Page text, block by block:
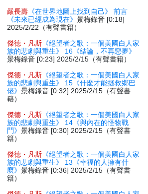
嚴長壽 《在世界地圖上找到自己》 前言
《未來已經成為現在》景梅錄音 [0:18]
2025/2/22（有聲書籍）
傑德・凡斯 《絕望者之歌：一個美國白人家
族的悲劇與重生》 16《結論，不再惡夢》
景梅錄音 [0:23] 2025/2/15（有聲書籍）
傑德・凡斯 《絕望者之歌：一個美國白人家
族的悲劇與重生》 15《什麼才能拯救鄉巴
佬》景梅錄音 [0:32] 2025/2/15（有聲書
籍）
傑德・凡斯 《絕望者之歌：一個美國白人家
族的悲劇與重生》 14《與內在的怪物戰
鬥》景梅錄音 [0:30] 2025/2/15（有聲書
籍）
傑德・凡斯 《絕望者之歌：一個美國白人家
族的悲劇與重生》 13《幸福的人擁有什
麼》景梅錄音 [0:36] 2025/2/15（有聲書
籍）